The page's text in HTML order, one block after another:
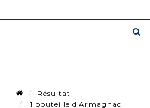
Résultat
1 bouteille d'Armagnac